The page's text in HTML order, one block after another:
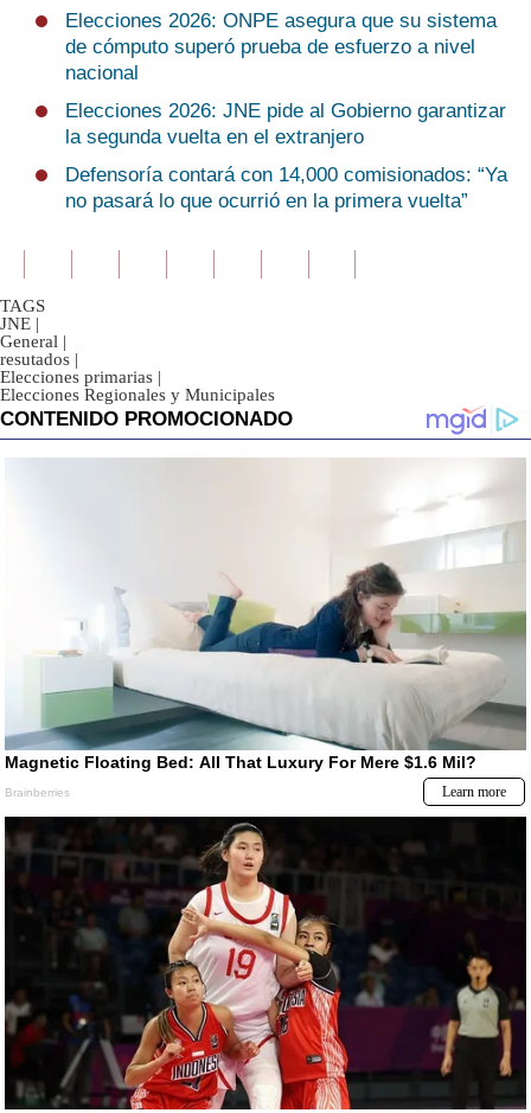
Elecciones 2026: ONPE asegura que su sistema
de cómputo superó prueba de esfuerzo a nivel
nacional
Elecciones 2026: JNE pide al Gobierno garantizar
la segunda vuelta en el extranjero
Defensoría contará con 14,000 comisionados: “Ya
no pasará lo que ocurrió en la primera vuelta”
TAGS
JNE |
General |
resutados |
Elecciones primarias |
Elecciones Regionales y Municipales